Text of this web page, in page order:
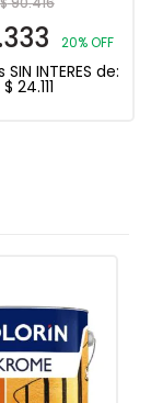
20% OFF
INTERES de:
$ 24.111